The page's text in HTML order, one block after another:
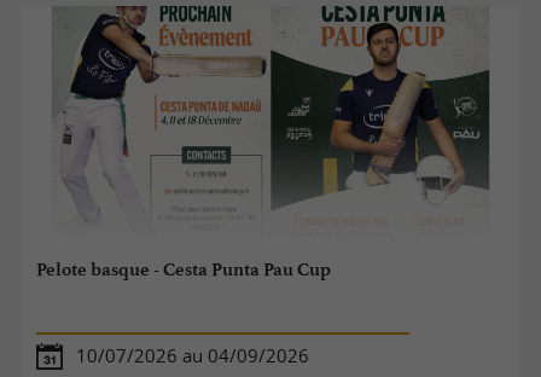
Pelote basque - Cesta Punta Pau Cup
10/07/2026 au 04/09/2026